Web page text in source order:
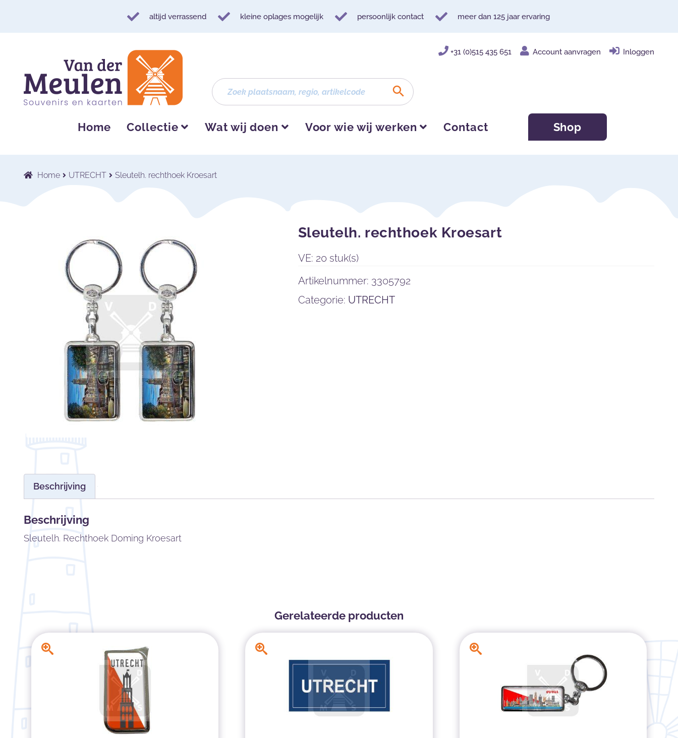
altijd verrassend kleine oplages mogelijk persoonlijk contact meer dan 125 jaar ervaring
navigatie
inhoud
+31 (0)515 435 651 Account aanvragen Inloggen
Home Collectie Wat wij doen Voor wie wij werken Contact Shop
Home UTRECHT Sleutelh. rechthoek Kroesart
Sleutelh. rechthoek Kroesart
VE: 20 stuk(s)
Artikelnummer: 3305792
Categorie: UTRECHT
Beschrijving
Beschrijving
Sleutelh. Rechthoek Doming Kroesart
Gerelateerde producten